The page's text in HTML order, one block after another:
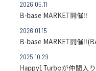
2026.05.11
B-base MARKET開催‼
2026.01.15
B-base MARKET開催
2025.10.29
Happy1Turboが仲間入